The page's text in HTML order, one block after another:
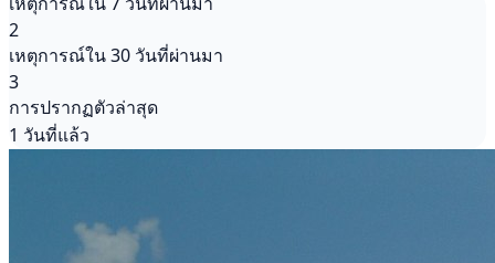
2
เหตุการณ์ใน 30 วันที่ผ่านมา
3
การปรากฏตัวล่าสุด
1 วันที่แล้ว